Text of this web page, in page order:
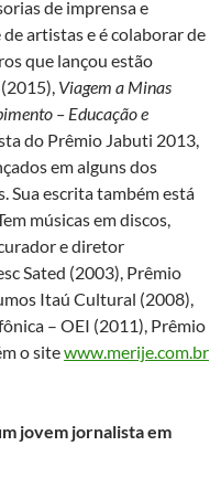
de imprensa e
artistas e é colaborar de
que lançou estão
(2015), Viagem a Minas
– Educação e
do Prêmio Jabuti 2013,
em alguns dos
Sua escrita também está
músicas em discos,
e diretor
Sated (2003), Prêmio
Itaú Cultural (2008),
– OEI (2011), Prêmio
o sitewww.merije.com.br
jovem jornalista em